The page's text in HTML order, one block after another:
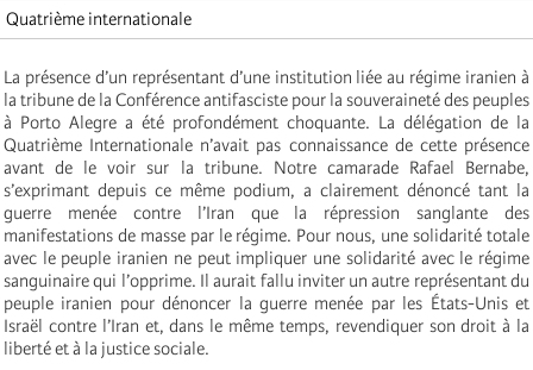
Quatrième internationale
La présence d’un représentant d’une institution liée au régime iranien à
la tribune de la Conférence antifasciste pour la souveraineté des peuples
à Porto Alegre a été profondément choquante. La délégation de la
Quatrième Internationale n’avait pas connaissance de cette présence
avant de le voir sur la tribune. Notre camarade Rafael Bernabe,
s’exprimant depuis ce même podium, a clairement dénoncé tant la
guerre menée contre l’Iran que la répression sanglante des
manifestations de masse par le régime. Pour nous, une solidarité totale
avec le peuple iranien ne peut impliquer une solidarité avec le régime
sanguinaire qui l’opprime. Il aurait fallu inviter un autre représentant du
peuple iranien pour dénoncer la guerre menée par les États-Unis et
Israël contre l’Iran et, dans le même temps, revendiquer son droit à la
liberté et à la justice sociale.